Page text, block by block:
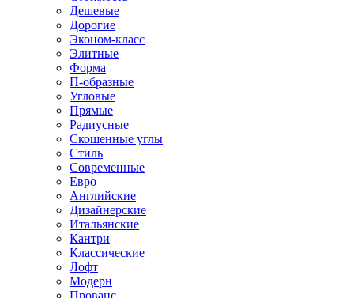
Дешевые
Дорогие
Эконом-класс
Элитные
Форма
П-образные
Угловые
Прямые
Радиусные
Скошенные углы
Стиль
Современные
Евро
Английские
Дизайнерские
Итальянские
Кантри
Классические
Лофт
Модерн
Прованс